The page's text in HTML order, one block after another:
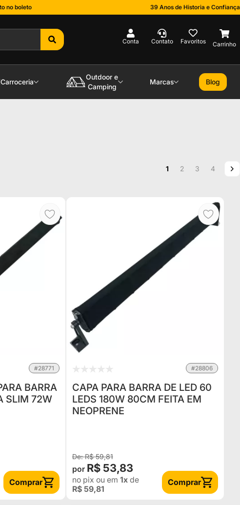
no boleto
39 Anos de Historia e Confiança
Carroceria
Outdoor e
Camping
Marcas Blog
Página
Você esta lendo a
1 Página
2 Página
3 Página
4
#28771
BARRA
SLIM 72W
Comprar
#28806
CAPA PARA BARRA DE LED 60
LEDS 180W 80CM FEITA EM
NEOPRENE
R$ 59,81
R$ 53,83
no pix ou em 1xde
R$ 59,81
Comprar